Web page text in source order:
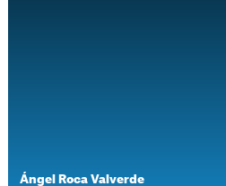
Ángel Roca Valverde